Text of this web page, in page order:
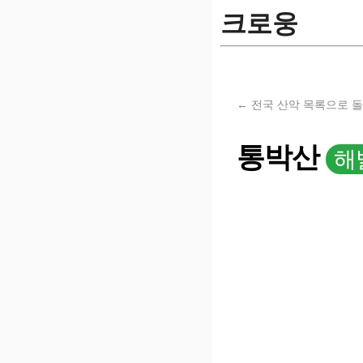
크로웅
← 전국 산악 목록으로
통박산 해